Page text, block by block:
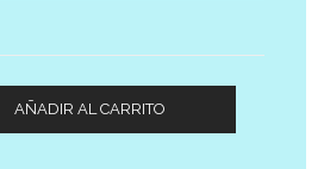
AÑADIR AL CARRITO